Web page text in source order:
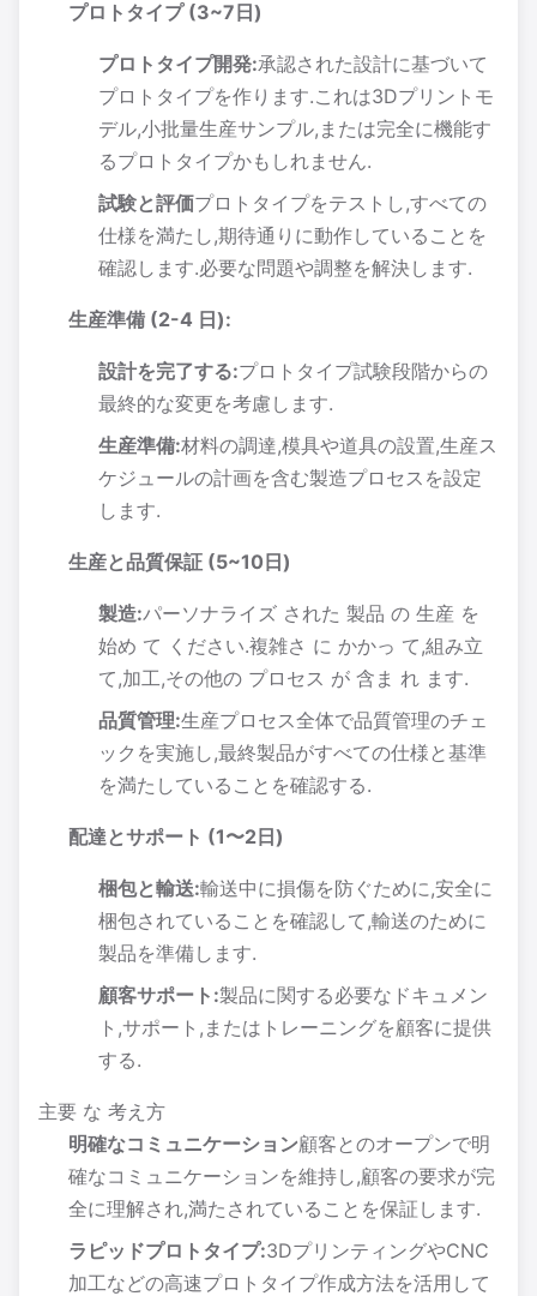
プロトタイプ (3~7日)
プロトタイプ開発:承認された設計に基づいて
プロトタイプを作ります.これは3Dプリントモ
デル,小批量生産サンプル,または完全に機能す
るプロトタイプかもしれません.
試験と評価プロトタイプをテストし,すべての
仕様を満たし,期待通りに動作していることを
確認します.必要な問題や調整を解決します.
生産準備 (2-4 日):
設計を完了する:プロトタイプ試験段階からの
最終的な変更を考慮します.
生産準備:材料の調達,模具や道具の設置,生産ス
ケジュールの計画を含む製造プロセスを設定
します.
生産と品質保証 (5~10日)
製造:パーソナライズ された 製品 の 生産 を
始め て ください.複雑さ に かかっ て,組み立
て,加工,その他の プロセス が 含ま れ ます.
品質管理:生産プロセス全体で品質管理のチェ
ックを実施し,最終製品がすべての仕様と基準
を満たしていることを確認する.
配達とサポート (1〜2日)
梱包と輸送:輸送中に損傷を防ぐために,安全に
梱包されていることを確認して,輸送のために
製品を準備します.
顧客サポート:製品に関する必要なドキュメン
ト,サポート,またはトレーニングを顧客に提供
する.
主要 な 考え方
明確なコミュニケーション顧客とのオープンで明
確なコミュニケーションを維持し,顧客の要求が完
全に理解され,満たされていることを保証します.
ラピッドプロトタイプ:3DプリンティングやCNC
加工などの高速プロトタイプ作成方法を活用して